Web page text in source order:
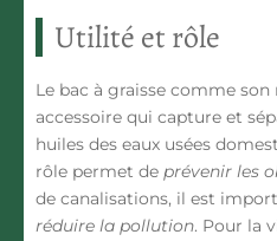
Utilité et rôle
Le bac à graisse comme son
accessoire qui capture et
huiles des eaux usées
rôle permet de prévenir les
de canalisations, il est
réduire la pollution. Pour la